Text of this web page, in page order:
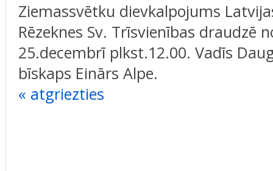
Ziemassvētku dievkalpojums
Rēzeknes Sv. Trīsvienības draudzē
25.decembrī plkst.12.00. Vadīs
bīskaps Einārs Alpe.
« atgriezties